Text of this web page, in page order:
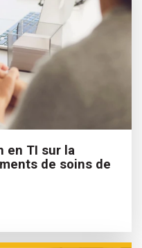
en TI sur la
de soins de